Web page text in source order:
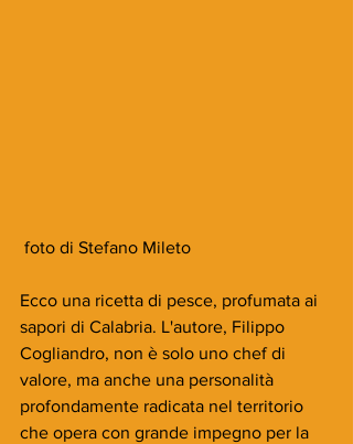
foto di Stefano Mileto
Ecco una ricetta di pesce, profumata ai
sapori di Calabria. L'autore, Filippo
Cogliandro, non è solo uno chef di
valore, ma anche una personalità
profondamente radicata nel territorio
che opera con grande impegno per la